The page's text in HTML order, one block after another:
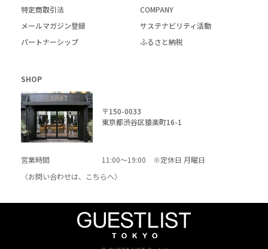
特定商取引法
COMPANY
メールマガジン登録
サステナビリティ活動
パートナーシップ
ふるさと納税
SHOP
〒150-0033
東京都渋谷区猿楽町16-1
営業時間
11:00～19:00 ※定休日 月曜日
〈お問い合わせは、
こちらへ〉